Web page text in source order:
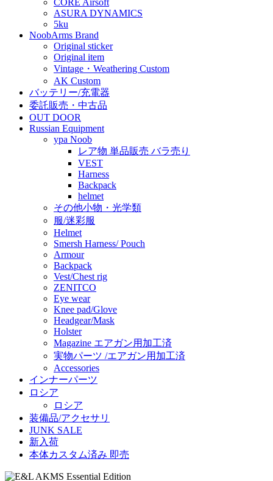
ASURA DYNAMICS
5ku
NoobArms Brand
Original sticker
Original item
Vintage・Weathering Custom
AK Custom
バッテリー/充電器
委託販売・中古品
OUT DOOR
Russian Equipment
ypa Noob
レア物 単品販売 バラ売り
VEST
Harness
Backpack
helmet
その他小物・光学類
服/迷彩服
Helmet
Smersh Harness/ Pouch
Armour
Backpack
Vest/Chest rig
ZENITCO
Eye wear
Knee pad/Glove
Headgear/Mask
Holster
Magazine エアガン用加工済
実物パーツ /エアガン用加工済
Accessories
インナーパーツ
ロシア
ロシア
装備品/アクセサリ
JUNK SALE
新入荷
本体カスタム済み 即売